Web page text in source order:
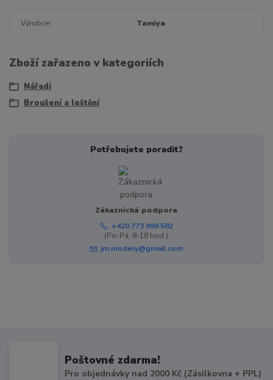
Výrobce Tamiya
Zboží zařazeno v kategoriích
Nářadí
Broušení a leštění
Potřebujete poradit?
Zákaznická podpora
+420 773 998 582
(Po-Pá, 8-18 hod.)
jm.modely@gmail.com
Poštovné zdarma!
Pro objednávky nad 2000 Kč (Zásilkovna + PPL)